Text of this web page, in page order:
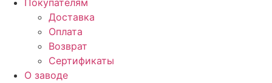
Покупателям
Доставка
Оплата
Возврат
Сертификаты
О заводе